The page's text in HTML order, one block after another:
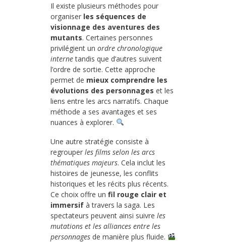
Il existe plusieurs méthodes pour
organiser les séquences de
visionnage des aventures des
mutants. Certaines personnes
privilégient un ordre chronologique
internetandis que d’autres suivent
l’ordre de sortie. Cette approche
permet de mieux comprendre les
évolutions des personnages et les
liens entre les arcs narratifs. Chaque
méthode a ses avantages et ses
nuances à explorer.
Une autre stratégie consiste à
regrouper les films selon les arcs
thématiques majeurs. Cela inclut les
histoires de jeunesse, les conflits
historiques et les récits plus récents.
Ce choix offre un fil rouge clair et
immersif à travers la saga. Les
spectateurs peuvent ainsi suivre les
mutations et les alliances entre les
personnages de manière plus fluide.